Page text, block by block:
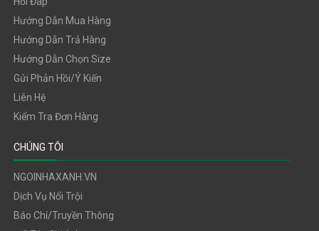
Hướng Dẫn Mua Hàng
Hướng Dẫn Trả Hàng
Hướng Dẫn Chọn Size
Gửi Phản Hồi/ý Kiến
Liên Hệ
Kiểm Tra Đơn Hàng
CHÚNG TÔI
NGOINHAXANH.VN
Dịch Vụ Nổi Trội
Báo Chí/truyền Thông